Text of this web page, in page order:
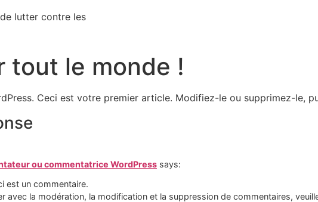
lutter contre les
tout le monde !
Ceci est votre premier article. Modifiez-le ou supprimez-le,
ou commentatrice WordPress says:
est un commentaire.
avec la modération, la modification et la suppression de commentaires,